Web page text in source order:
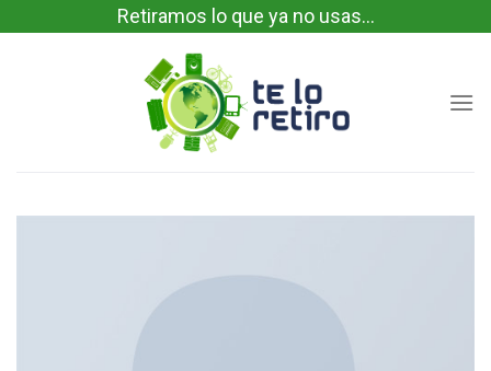
to
Retiramos lo que ya no usas...